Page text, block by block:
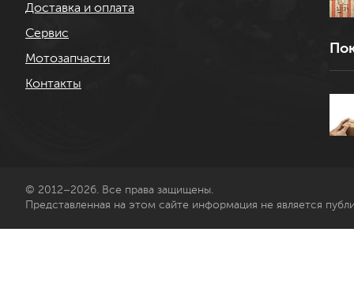
Доставка и оплата
Сервис
Мотозапчасти
Контакты
© 2012–2026. Все права защищены.
Представленная на этом сайте информация не является